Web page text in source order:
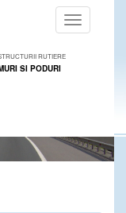
Toggle
navigation
RUTIERE
SI PODURI